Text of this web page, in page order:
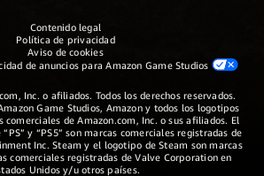
Contenido legal
Política de privacidad
Aviso de cookies
de anuncios para Amazon Game Studios
Inc. o afiliados. Todos los derechos reservados.
Game Studios, Amazon y todos los logotipos
comerciales de Amazon.com, Inc. o sus afiliados. El
y “PS5” son marcas comerciales registradas de
Inc. Steam y el logotipo de Steam son marcas
comerciales registradas de Valve Corporation en
Unidos y/u otros países.